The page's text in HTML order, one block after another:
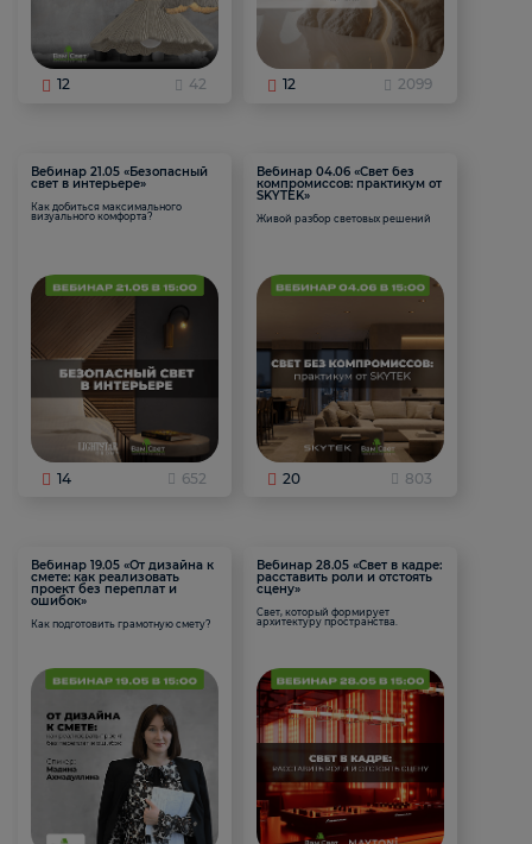
12 42 12 2099
Вебинар 21.05 «Безопасный
свет в интерьере»
Как добиться максимального
визуального комфорта?
14 652
Вебинар 04.06 «Свет без
компромиссов: практикум от
SKYTEK»
Живой разбор световых решений
20 803
Вебинар 19.05 «От дизайна к
смете: как реализовать
проект без переплат и
ошибок»
Как подготовить грамотную смету?
Вебинар 28.05 «Свет в кадре:
расставить роли и отстоять
сцену»
Свет, который формирует
архитектуру пространства.